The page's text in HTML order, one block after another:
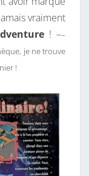
vraiment
! ––
je ne trouve
!